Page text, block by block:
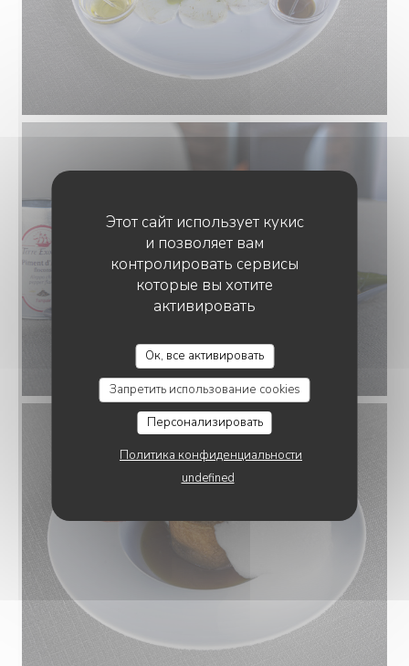
Этот сайт использует кукис
и позволяет вам
контролировать сервисы
которые вы хотите
активировать
Ок, все активировать
Запретить использование cookies
Персонализировать
Политика конфиденциальности
undefined
LE MAGELLAN